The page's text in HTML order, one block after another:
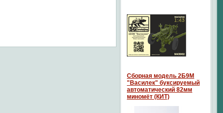
Сборная модель 2Б9М
"Василек" буксируемый
автоматический 82мм
миномёт (КИТ)